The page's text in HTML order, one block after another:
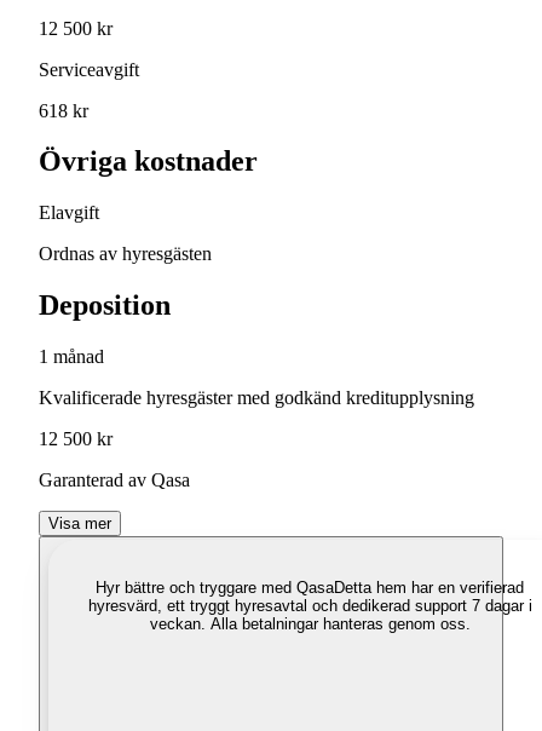
12 500 kr
Serviceavgift
618 kr
Övriga kostnader
Elavgift
Ordnas av hyresgästen
Deposition
1 månad
Kvalificerade hyresgäster med godkänd kreditupplysning
12 500 kr
Garanterad av Qasa
Visa mer
Hyr bättre och tryggare med QasaDetta hem har en verifierad
hyresvärd, ett tryggt hyresavtal och dedikerad support 7 dagar i
veckan. Alla betalningar hanteras genom oss.